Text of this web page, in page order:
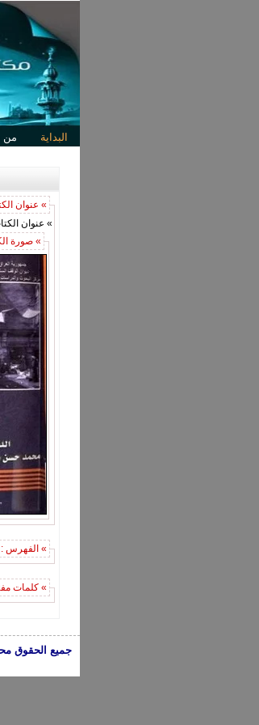
البداية من
» عنوان
» عنوان الكتاب
» صورة
» الفهرس :
» كلمات
جميع الحقوق محفوظة لمكتبة